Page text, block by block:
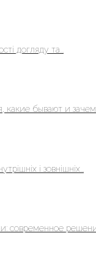
догляду та...
какие бывают и
і зовнішніх...
современное